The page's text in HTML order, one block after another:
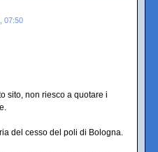
07:50
sito, non riesco a quotare i
del cesso del poli di Bologna.